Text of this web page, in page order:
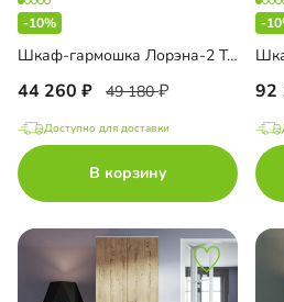
-10%
Шкаф-гармошка Лорэна-2 Тип 2
44 260 49 180
Доступно для доставки
В корзину
-
92